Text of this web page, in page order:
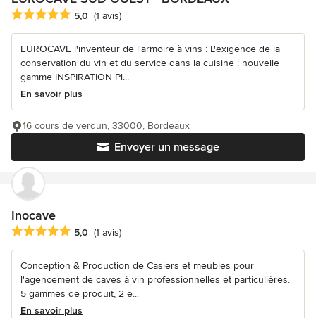
Note moyenne : 5 étoiles sur 5
5,0 (1 avis)
EUROCAVE l'inventeur de l'armoire à vins : L'exigence de la
conservation du vin et du service dans la cuisine : nouvelle
gamme INSPIRATION Pl...
En savoir plus
Envoyer un message
16 cours de verdun, 33000, Bordeaux
Inocave
Note moyenne : 5 étoiles sur 5
5,0 (1 avis)
Conception & Production de Casiers et meubles pour
l'agencement de caves à vin professionnelles et particulières.
5 gammes de produit, 2 e...
En savoir plus